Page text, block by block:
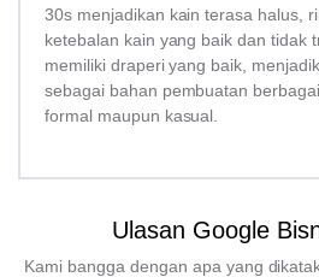
30s menjadikan kain terasa halus,
ketebalan kain yang baik dan tidak
memiliki draperi yang baik,
sebagai bahan pembuatan
formal maupun kasual.
Ulasan Google
Kami bangga dengan apa yang